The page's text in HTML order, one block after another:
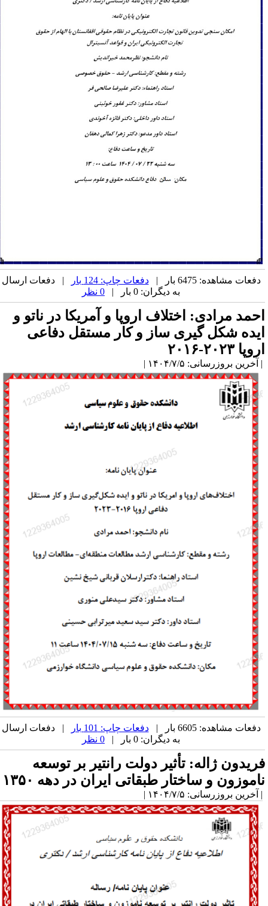
دفعات مشاهده: 6475 بار | دفعات چاپ: 124 بار
| دفعات ارسال
به دیگران: 0 بار |
مرادی: اختلاف اروپا و آمریکا در ناتو و
شکل گیری ساز و کار مستقل دفاعی
۲۰۲۳-۲۰۱۶
بروزرسانی: ۱۴۰۴/۷/۵ |
دفعات مشاهده: 6605 بار | دفعات چاپ: 101 بار
| دفعات ارسال
به دیگران: 0 بار |
ژاله: تأثیر دولت رانتیر بر توسعه
و ساختار طبقاتی ایران در دهه ۱۳۵۰
بروزرسانی: ۱۴۰۴/۷/۵ |